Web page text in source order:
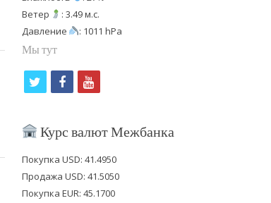
Ветер
: 3.49 м.с.
Давление
: 1011 hPa
Мы тут
i
t
e
f
c
b
o
y
u
u
b
Курс валют Межбанка
Покупка USD: 41.4950
Продажа USD: 41.5050
Покупка EUR: 45.1700